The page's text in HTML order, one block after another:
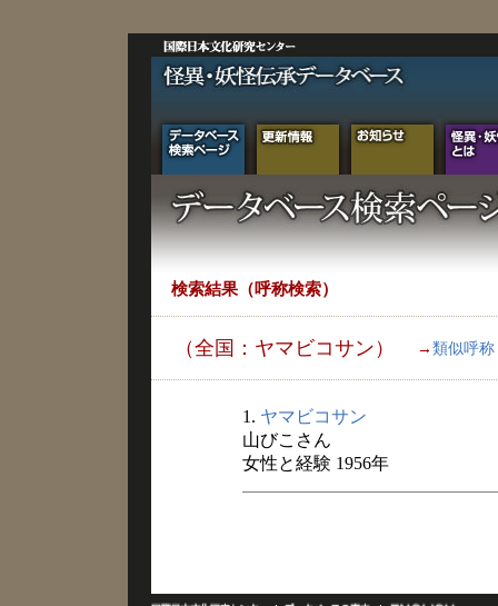
検索結果（呼称検索）
（全国：ヤマビコサン） → 類似呼称
1. ヤマビコサン
山びこさん
女性と経験 1956年